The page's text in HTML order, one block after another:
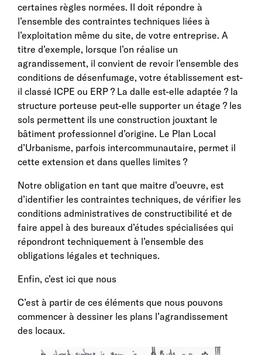
certaines règles normées. Il doit répondre à
l’ensemble des contraintes techniques liées à
l’exploitation même du site, de votre entreprise. A
titre d’exemple, lorsque l’on réalise un
agrandissement, il convient de revoir l’ensemble des
conditions de désenfumage, votre établissement est-
il classé ICPE ou ERP ? La dalle est-elle adaptée ? la
structure porteuse peut-elle supporter un étage ? les
sols permettent ils une construction jouxtant le
bâtiment professionnel d’origine. Le Plan Local
d’Urbanisme, parfois intercommunautaire, permet il
cette extension et dans quelles limites ?
Notre obligation en tant que maitre d’oeuvre, est
d’identifier les contraintes techniques, de vérifier les
conditions administratives de constructibilité et de
faire appel à des bureaux d’études spécialisées qui
répondront techniquement à l’ensemble des
obligations légales et techniques.
Enfin, c’est ici que nous
C’est à partir de ces éléments que nous pouvons
commencer à dessiner les plans l’agrandissement
des locaux.